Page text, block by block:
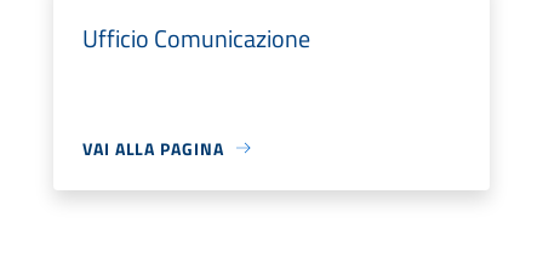
Ufficio Comunicazione
VAI ALLA PAGINA